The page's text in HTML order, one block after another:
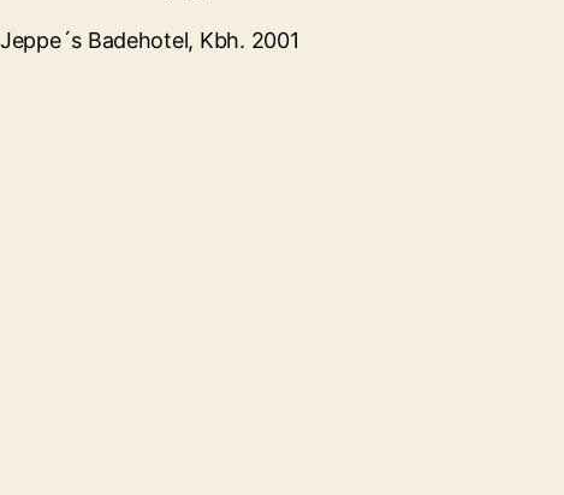
Jeppe´s Badehotel, Kbh. 2001